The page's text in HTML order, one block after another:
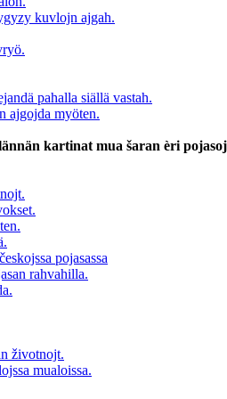
kuvlojn ajgah.
pahalla siällä vastah.
ajgojda myöten.
kartinat mua šaran èri
pojasassa
rahvahilla.
životnojt.
mualoissa.